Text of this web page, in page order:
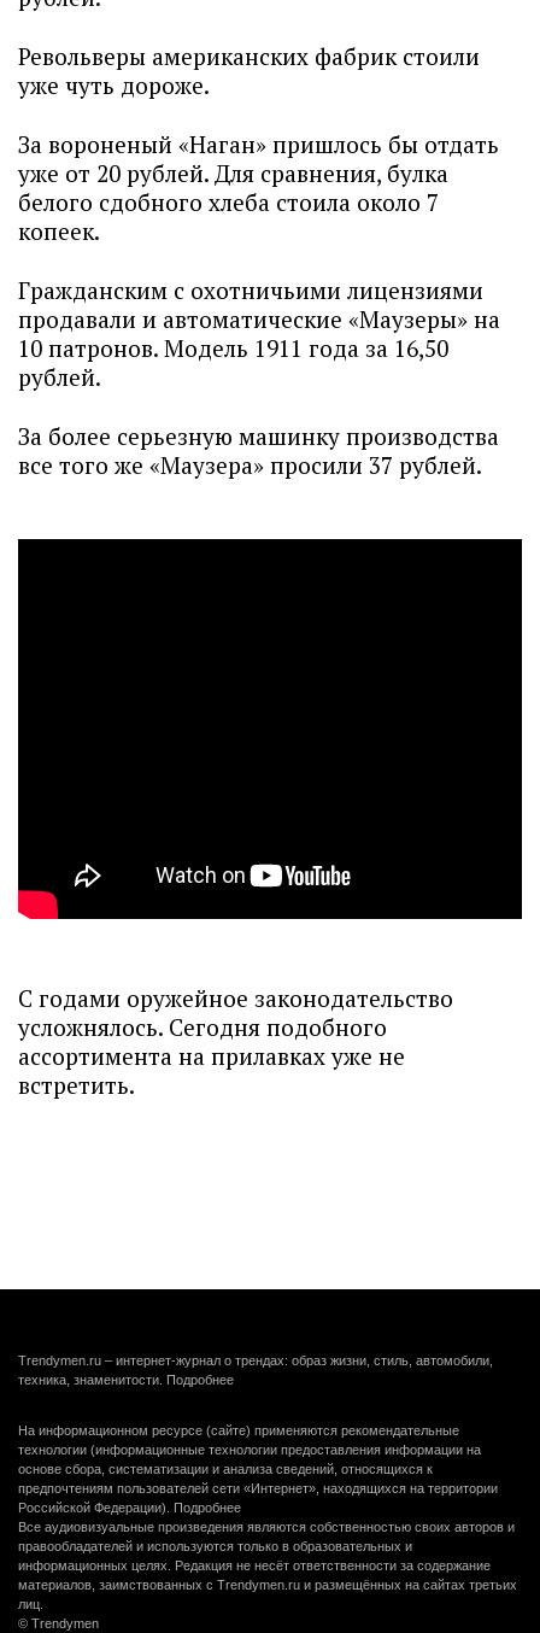
Револьверы американских фабрик стоили
уже чуть дороже.
За вороненый «Наган» пришлось бы отдать
уже от 20 рублей. Для сравнения, булка
белого сдобного хлеба стоила около 7
копеек.
Гражданским с охотничьими лицензиями
продавали и автоматические «Маузеры» на
10 патронов. Модель 1911 года за 16,50
рублей.
За более серьезную машинку производства
все того же «Маузера» просили 37 рублей.
С годами оружейное законодательство
усложнялось. Сегодня подобного
ассортимента на прилавках уже не
встретить.
Trendymen.ru – интернет-журнал о трендах: образ жизни, стиль, автомобили,
техника, знаменитости. Подробнее
На информационном ресурсе (сайте) применяются рекомендательные
технологии (информационные технологии предоставления информации на
основе сбора, систематизации и анализа сведений, относящихся к
предпочтениям пользователей сети «Интернет», находящихся на территории
Российской Федерации). Подробнее
Все аудиовизуальные произведения являются собственностью своих авторов и
правообладателей и используются только в образовательных и
информационных целях. Редакция не несёт ответственности за содержание
материалов, заимствованных с Trendymen.ru и размещённых на сайтах третьих
лиц.
© Trendymen